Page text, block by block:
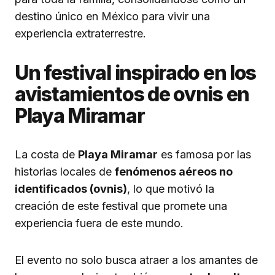
destino único en México para vivir una
experiencia extraterrestre.
Un festival inspirado en los
avistamientos de ovnis en
Playa Miramar
La costa de Playa Miramar es famosa por las
historias locales de fenómenos aéreos no
identificados (ovnis), lo que motivó la
creación de este festival que promete una
experiencia fuera de este mundo.
El evento no solo busca atraer a los amantes de